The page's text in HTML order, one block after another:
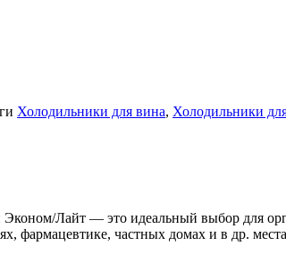
Холодильники для вина, Холодильники
Лайт — это идеальный выбор для
фармацевтике, частных домах и в др.